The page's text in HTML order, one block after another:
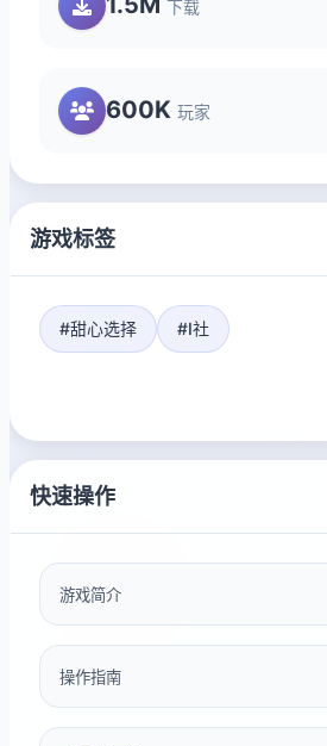
下载
600K 玩家
游戏标签
#甜心选择 #I社
快速操作
游戏简介
操作指南